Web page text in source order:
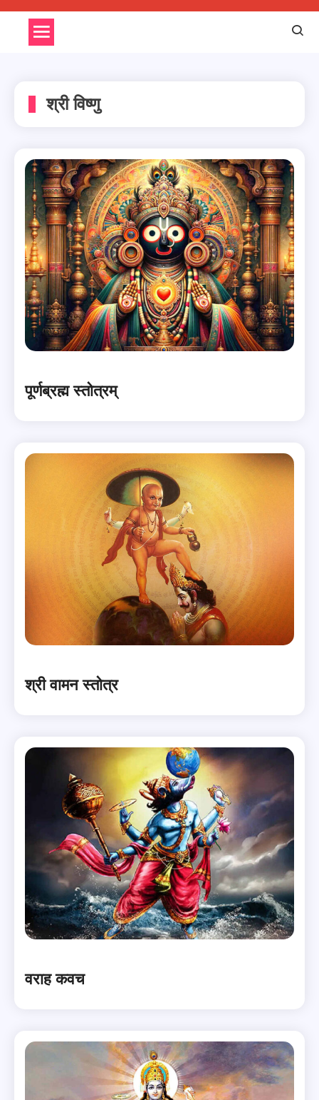
Skip
content
श्री विष्णु
पूर्णब्रह्म स्तोत्रम्
श्री वामन स्तोत्र
वराह कवच